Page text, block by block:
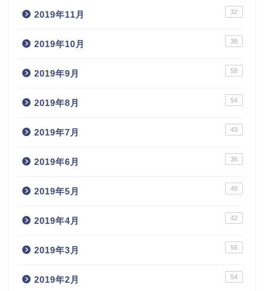
2019年11月 32
2019年10月 38
2019年9月 58
2019年8月 54
2019年7月 43
2019年6月 36
2019年5月 40
2019年4月 42
2019年3月 56
2019年2月 54